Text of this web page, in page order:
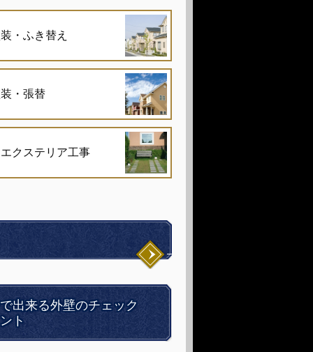
・ふき替え
・張替
クステリア工事
出来る外壁のチェック
ト